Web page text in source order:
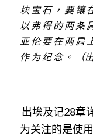
块 宝 石 ， 要 镶
以 弗 得 的 两 条
亚 伦 要 在 两 肩
作 为 纪 念 。 （
出埃及记28章
为关注的是使